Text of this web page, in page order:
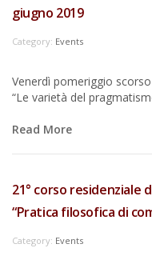
giugno 2019
Category: Events
Venerdì pomeriggio
“Le varietà del
Read More
21° corso residenziale
“Pratica filosofica di
Category: Events